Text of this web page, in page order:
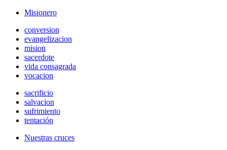
Misionero
conversion
evangelizacion
mision
sacerdote
vida consagrada
vocacion
sacrificio
salvacion
sufrimiento
tentación
Nuestras cruces